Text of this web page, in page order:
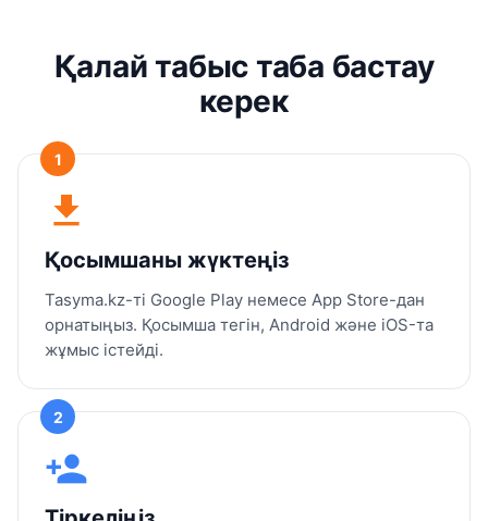
Қалай табыс таба бастау
керек
1
download
Қосымшаны жүктеңіз
Tasyma.kz-ті Google Play немесе App Store-дан
орнатыңыз. Қосымша тегін, Android және iOS-та
жұмыс істейді.
2
person_add